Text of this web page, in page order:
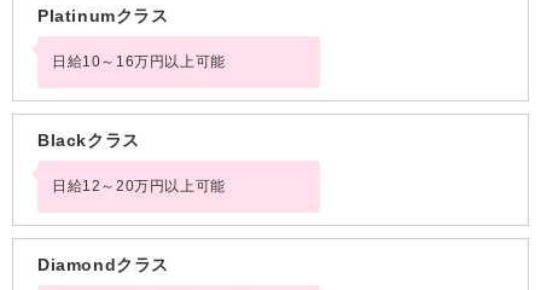
Platinumクラス
日給10～16万円以上可能
Blackクラス
日給12～20万円以上可能
Diamondクラス